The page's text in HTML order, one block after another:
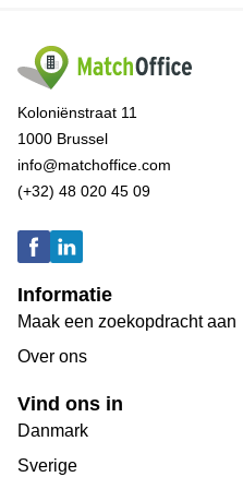
Koloniënstraat 11
1000 Brussel
info@matchoffice.com
(+32) 48 020 45 09
Informatie
Maak een zoekopdracht aan
Over ons
Vind ons in
Danmark
Sverige